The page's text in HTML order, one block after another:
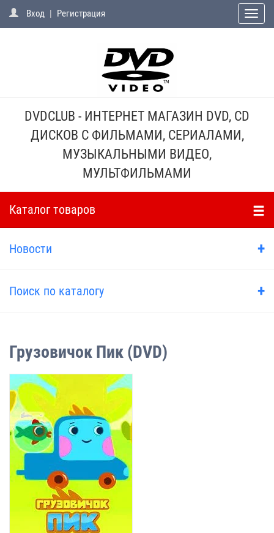
Вход | Регистрация
Toggle
DVDCLUB - ИНТЕРНЕТ МАГАЗИН DVD, CD
ДИСКОВ С ФИЛЬМАМИ, СЕРИАЛАМИ,
МУЗЫКАЛЬНЫМИ ВИДЕО,
МУЛЬТФИЛЬМАМИ
Каталог товаров
Новости +
Поиск по каталогу +
Грузовичок Пик (DVD)